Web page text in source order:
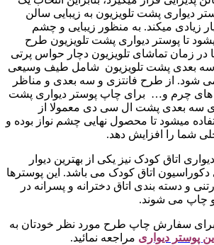
دیواری پشت تلویزیون به زیبایی سالن
زیادی میکند. به منظور زیبایی و چشم
تا پوستر دیواری پشت تلویزیون طرح
در زمان تماشای تلویزیون دچار حواس پرتی
سه بعدی پشت تلویزیون شامل طیف وسیعی
شود. از طرح فانتزی و سه بعدی و مناظر
های چرم و… برای چاپ پوستر دیواری پشت
سه بعدی پشت ال سی دی معمولا از
میشود تا محصول نهایی چشم نواز بوده و
شما را افزایش دهد.
اتاق کودک نیز یکی از بهترین دیوار
اتاق کودک می باشد. این پوسترها
و دسته بندی اتاق دخترانه و پسرانه در
چاپ می شوند.
برای سفارش چاپ طرح مورد نظر خودتان به
پوستر دیواری مراجعه نمائید.